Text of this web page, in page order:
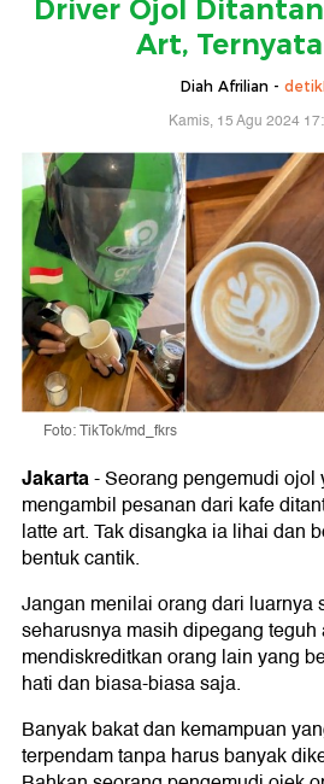
Driver Ojol
Art,
Diah Afrilian -
Kamis, 15 Agu 2024
Foto: TikTok/md_fkrs
Jakarta-Seorang pengemudi ojol
mengambil pesanan dari kafe
latte art. Tak disangka ia lihai dan
bentuk cantik.
Jangan menilai orang dari luarnya
seharusnya masih dipegang teguh
mendiskreditkan orang lain yang
hati dan biasa-biasa saja.
Banyak bakat dan kemampuan
terpendam tanpa harus banyak